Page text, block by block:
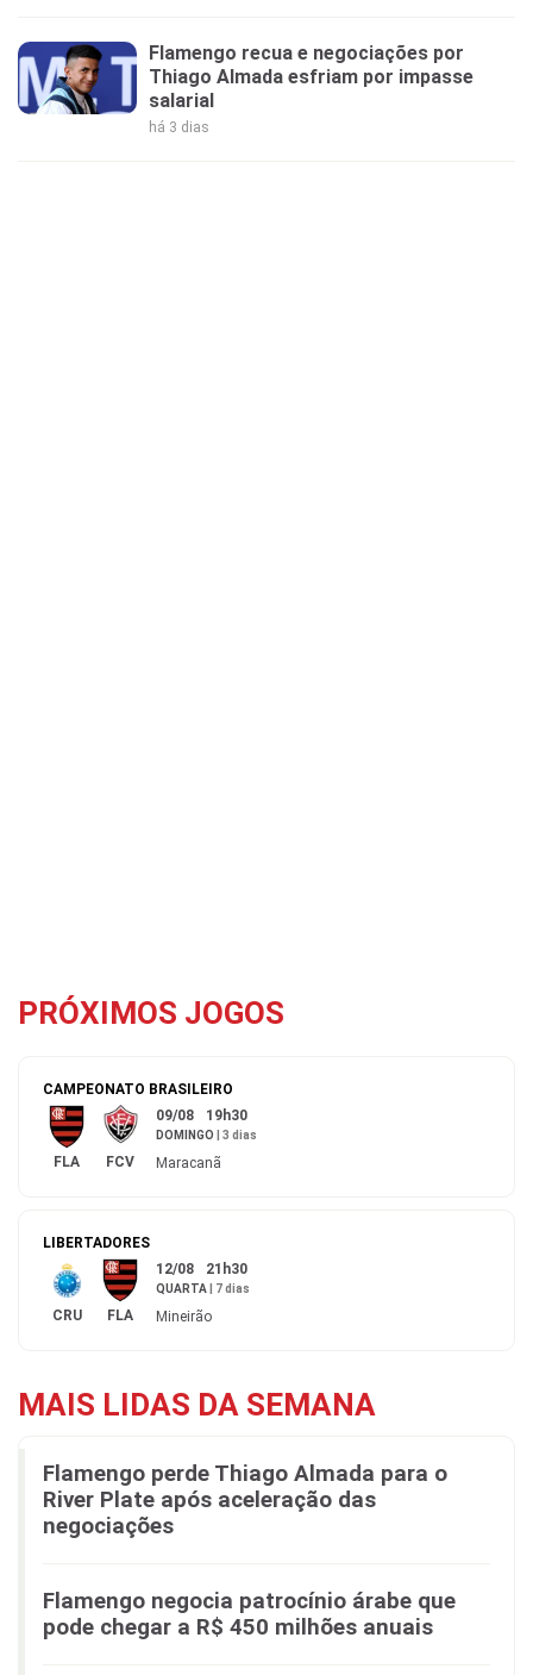
Flamengo recua e negociações por
Thiago Almada esfriam por impasse
salarial
há 3 dias
PRÓXIMOS JOGOS
CAMPEONATO BRASILEIRO
FLA FCV
09/08 19h30
DOMINGO 3 dias
Maracanã
LIBERTADORES
CRU FLA
12/08 21h30
QUARTA 7 dias
Mineirão
MAIS LIDAS DA SEMANA
Flamengo perde Thiago Almada para o
River Plate após aceleração das
negociações
Flamengo negocia patrocínio árabe que
pode chegar a R$ 450 milhões anuais